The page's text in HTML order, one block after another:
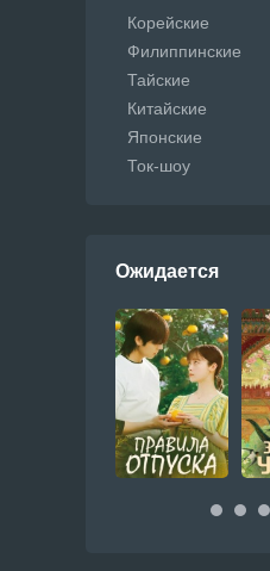
Корейские
Филиппинские
Тайские
Китайские
Японские
Ток-шоу
Ожидается